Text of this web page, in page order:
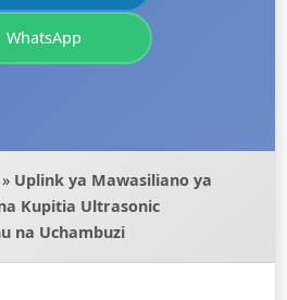
WhatsApp
» Uplink ya Mawasiliano ya
Kupitia Ultrasonic
na Uchambuzi